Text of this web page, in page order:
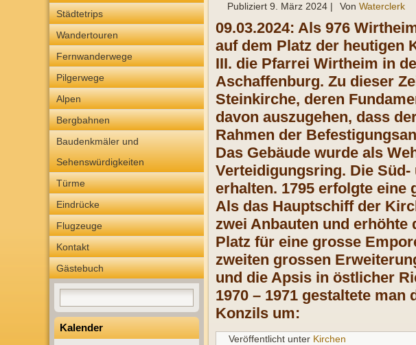
Städtetrips
Wandertouren
Fernwanderwege
Pilgerwege
Alpen
Bergbahnen
Baudenkmäler und
Sehenswürdigkeiten
Türme
Eindrücke
Flugzeuge
Kontakt
Gästebuch
Kalender
Publiziert 9. März 2024 | Von Waterclerk
09.03.2024: Als 976
auf dem Platz der heutigen
III. die Pfarrei Wirtheim in
Aschaffenburg. Zu dieser
Steinkirche, deren
davon auszugehen, dass
Rahmen der
Das Gebäude wurde als
Verteidigungsring. Die
erhalten. 1795 erfolgte
Als das Hauptschiff der
zwei Anbauten und erhöhte
Platz für eine grosse
zweiten grossen
und die Apsis in östlicher
1970 – 1971 gestaltete
Konzils um:
Veröffentlicht unter Kirchen